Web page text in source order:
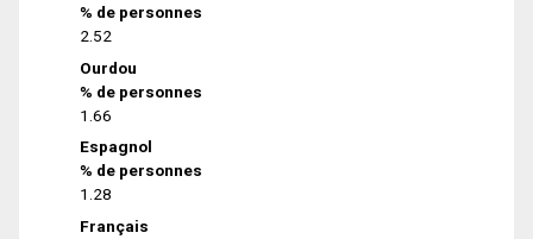
% de personnes
2.52
Ourdou
% de personnes
1.66
Espagnol
% de personnes
1.28
Français